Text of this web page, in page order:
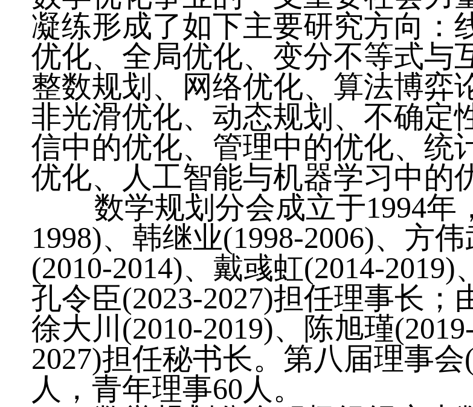
凝练形成了如下主要研究方向：
优化、全局优化、变分不等式与
整数规划、网络优化、算法博弈
非光滑优化、动态规划、不确定
信中的优化、管理中的优化、统
优化、人工智能与机器学习中的
数学规划分会成立于1994年
1998)、韩继业(1998-2006)、方
(2010-2014)、戴彧虹(2014-2019)
孔令臣(2023-2027)担任理事长；
徐大川(2010-2019)、陈旭瑾
2027)担任秘书长。第八届理事会
人，青年理事60人。